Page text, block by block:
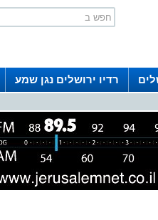
רדיו ירושלים נגן שמע